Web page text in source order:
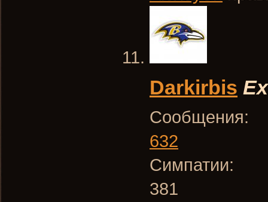
Darkirbis
Сообщения:
632
Симпатии:
381